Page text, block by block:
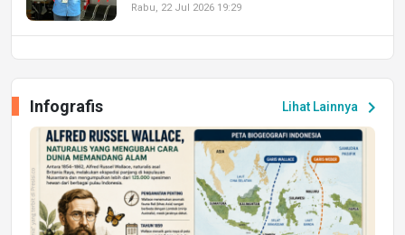
Rabu, 22 Jul 2026 19:29
Peluang Kerja dan Magang
Jumat, 17 Jul 2026 22:30
DAERAH
Astra Motor Kalimantan Timur 2 Dukung
Mahasiswa Samarinda dalam Astra
Honda SDGs Future Leaders 2026
Lihat Lainnya chevron_right
Infografis